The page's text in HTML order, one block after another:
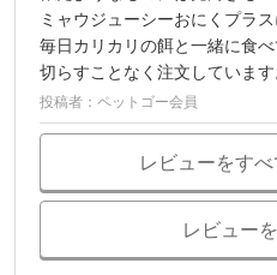
ミャウジューシーおにくプラ
毎日カリカリの餌と一緒に食べ
切らすことなく注文しています
投稿者：ペットゴー会員
レビューをすべ
レビュー